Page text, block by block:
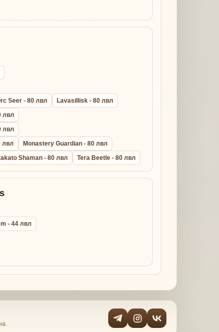
Seer - 80 лвл
Lavasillisk - 80 лвл
лвл
лвл
лвл
Monastery Guardian - 80 лвл
Shaman - 80 лвл Tera Beetle - 80 лвл
- 44 лвл